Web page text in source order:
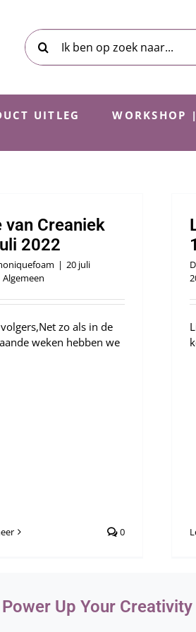
Zoeken
naar:
UITLEG WORKSHOP
van Creaniek
2022
| 20 juli
Algemeen
zo als in de
weken hebben we
0
Power Up Your